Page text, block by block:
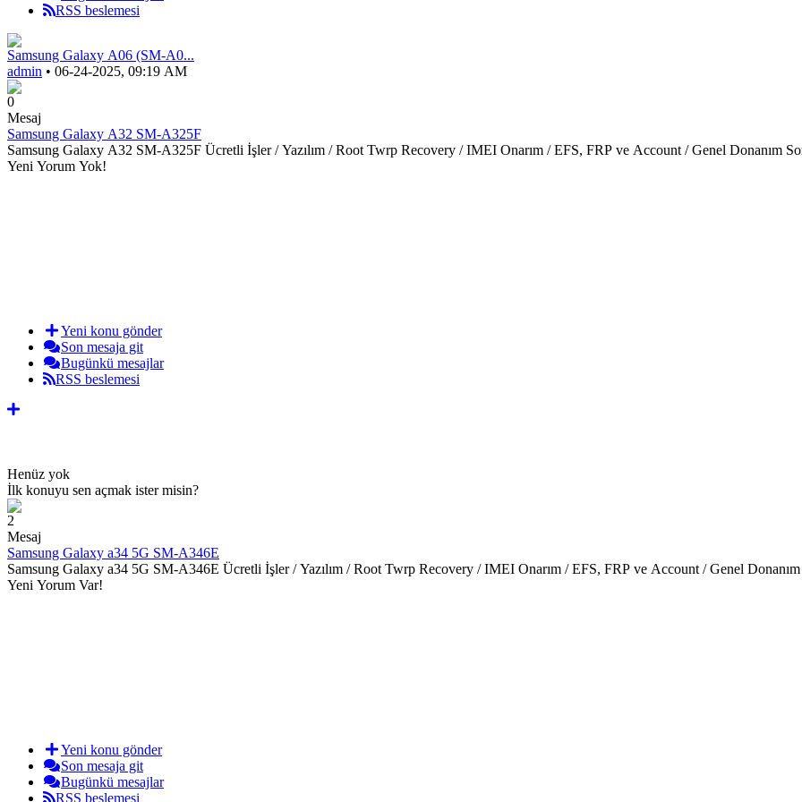
RSS beslemesi
Samsung Galaxy A06 (SM-A0...
admin • 06-24-2025, 09:19 AM
0
Mesaj
Samsung Galaxy A32 SM-A325F
Samsung Galaxy A32 SM-A325F Ücretli İşler / Yazılım / Root Twrp Recovery / IMEI Onarım / EFS, FRP ve Account / Genel Donanım
Yeni Yorum Yok!
Yeni konu gönder
Son mesaja git
Bugünkü mesajlar
RSS beslemesi
Henüz yok
İlk konuyu sen açmak ister misin?
2
Mesaj
Samsung Galaxy a34 5G SM-A346E
Samsung Galaxy a34 5G SM-A346E Ücretli İşler / Yazılım / Root Twrp Recovery / IMEI Onarım / EFS, FRP ve Account / Genel
Yeni Yorum Var!
Yeni konu gönder
Son mesaja git
Bugünkü mesajlar
RSS beslemesi